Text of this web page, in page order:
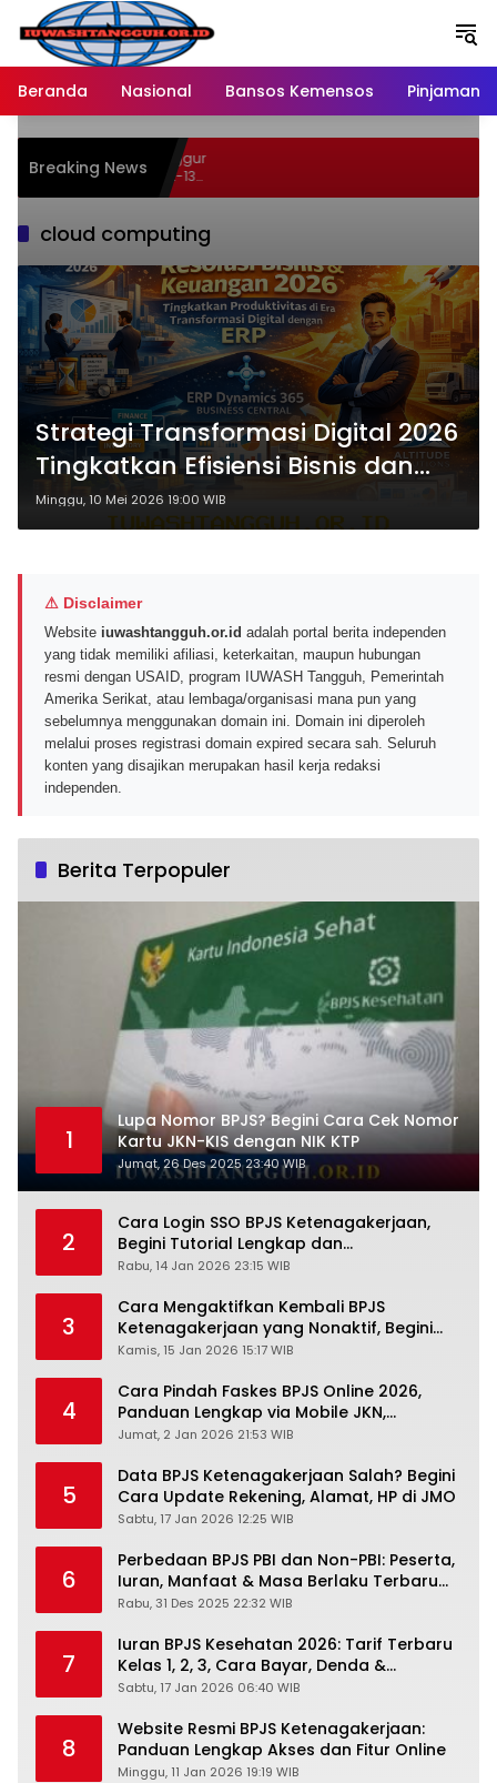
Langsung
konten
Beranda
Nasional Bansos Kemensos Pinjaman
Breaking News
Persen Buah Anggur
Spesial 12-13
cloud computing
Strategi Transformasi Digital 2026
Tingkatkan Efisiensi Bisnis dan
Kualitas Layanan Utama
Minggu, 10 Mei 2026 19:00 WIB
⚠ Disclaimer
Website iuwashtangguh.or.id adalah portal berita independen
yang tidak memiliki afiliasi, keterkaitan, maupun hubungan
resmi dengan USAID, program IUWASH Tangguh, Pemerintah
Amerika Serikat, atau lembaga/organisasi mana pun yang
sebelumnya menggunakan domain ini. Domain ini diperoleh
melalui proses registrasi domain expired secara sah. Seluruh
konten yang disajikan merupakan hasil kerja redaksi
independen.
Berita Terpopuler
1
Lupa Nomor BPJS? Begini Cara Cek Nomor
Kartu JKN-KIS dengan NIK KTP
Jumat, 26 Des 2025 23:40 WIB
2
Cara Login SSO BPJS Ketenagakerjaan,
Begini Tutorial Lengkap dan
Pengertiannya
Rabu, 14 Jan 2026 23:15 WIB
3
Cara Mengaktifkan Kembali BPJS
Ketenagakerjaan yang Nonaktif, Begini
Panduan Lengkapnya
Kamis, 15 Jan 2026 15:17 WIB
4
Cara Pindah Faskes BPJS Online 2026,
Panduan Lengkap via Mobile JKN,
PANDAWA & Offiline Kantor Cabang
Jumat, 2 Jan 2026 21:53 WIB
5
Data BPJS Ketenagakerjaan Salah? Begini
Cara Update Rekening, Alamat, HP di JMO
Sabtu, 17 Jan 2026 12:25 WIB
6
Perbedaan BPJS PBI dan Non-PBI: Peserta,
Iuran, Manfaat & Masa Berlaku Terbaru
2026
Rabu, 31 Des 2025 22:32 WIB
7
Iuran BPJS Kesehatan 2026: Tarif Terbaru
Kelas 1, 2, 3, Cara Bayar, Denda &
Panduan Lengkap Peserta JKN-KIS
Sabtu, 17 Jan 2026 06:40 WIB
8
Website Resmi BPJS Ketenagakerjaan:
Panduan Lengkap Akses dan Fitur Online
Minggu, 11 Jan 2026 19:19 WIB